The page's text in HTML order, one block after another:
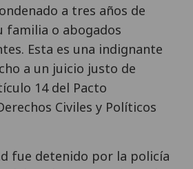
a tres años de
familia o abogados
Esta es una indignante
a un juicio justo de
14 del Pacto
Civiles y Políticos
fue detenido por la policía